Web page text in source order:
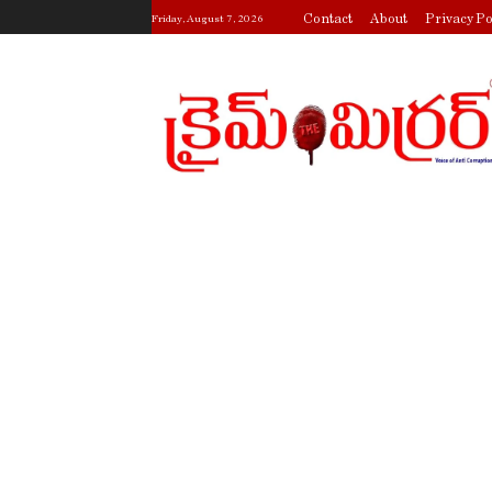
Friday, August 7, 2026 Contact About Privacy